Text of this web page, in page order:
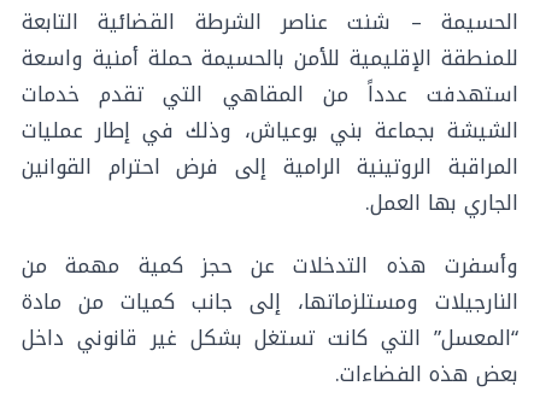
الحسيمة – شنت عناصر الشرطة القضائية التابعة
للمنطقة الإقليمية للأمن بالحسيمة حملة أمنية واسعة
استهدفت عدداً من المقاهي التي تقدم خدمات
الشيشة بجماعة بني بوعياش، وذلك في إطار عمليات
المراقبة الروتينية الرامية إلى فرض احترام القوانين
الجاري بها العمل.
وأسفرت هذه التدخلات عن حجز كمية مهمة من
النارجيلات ومستلزماتها، إلى جانب كميات من مادة
“المعسل” التي كانت تستغل بشكل غير قانوني داخل
بعض هذه الفضاءات.